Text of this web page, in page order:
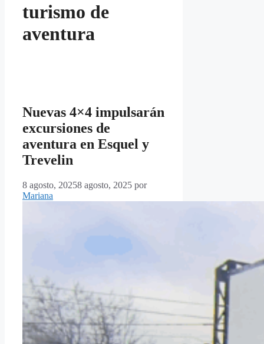
turismo de
aventura
Nuevas 4×4 impulsarán
excursiones de
aventura en Esquel y
Trevelin
8 agosto, 20258 agosto, 2025 por
Mariana